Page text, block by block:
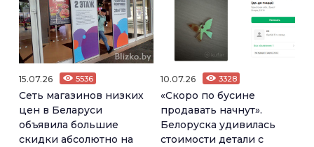
15.07.26 5536
Сеть магазинов низких
цен в Беларуси
объявила большие
скидки абсолютно на
10.07.26 3328
«Скоро по бусине
продавать начнут».
Белоруска удивилась
стоимости детали с